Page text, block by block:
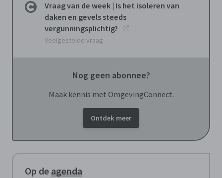
Vraag van de week | Is het isoleren van
daken en gevels steeds
vergunningsplichtig?
Veelgestelde vraag
Nog geen abonnee?
Maak kennis met OmgevingConnect.
Ontdek meer
Op deagenda